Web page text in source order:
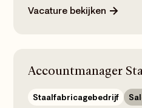
Vacature bekijken
Accountmanager
Staalfabricagebedrijf